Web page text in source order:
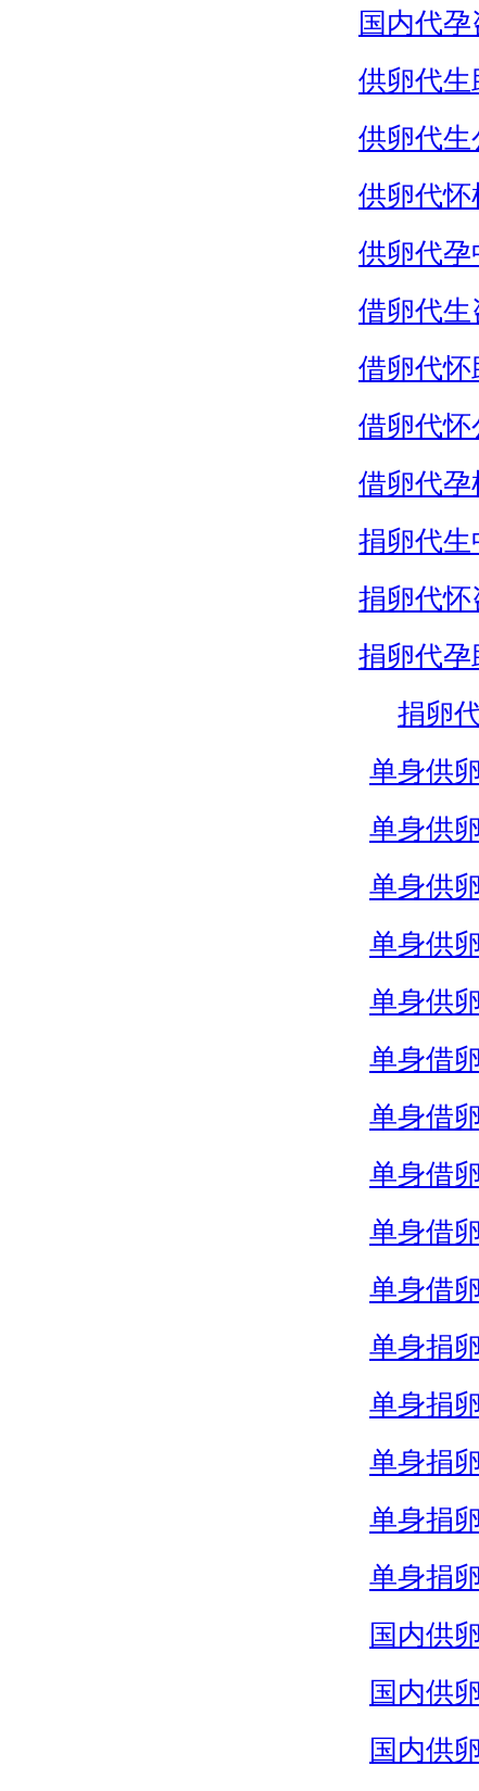
国内代孕
供卵代生
供卵代生
供卵代怀
供卵代孕
借卵代生
借卵代怀
借卵代怀
借卵代孕
捐卵代生
捐卵代怀
捐卵代孕
捐卵
单身供
单身供
单身供
单身供
单身供
单身借
单身借
单身借
单身借
单身借
单身捐
单身捐
单身捐
单身捐
单身捐
国内供
国内供
国内供